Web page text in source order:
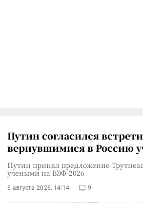
Путин согласился
вернувшимися в Россию
Путин принял предложение
учеными на ВЭФ-2026
6 августа 2026, 14:14 9